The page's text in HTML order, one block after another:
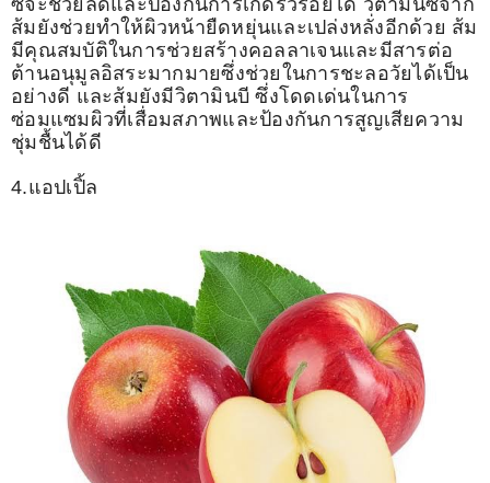
ส้มยังช่วยทำให้ผิวหน้ายืดหยุ่นและเปล่งหลั่งอีกด้วย ส้ม
มีคุณสมบัติในการช่วยสร้างคอลลาเจนและมีสารต่อ
ต้านอนุมูลอิสระมากมายซึ่งช่วยในการชะลอวัยได้เป็น
อย่างดี และส้มยังมีวิตามินบี ซึ่งโดดเด่นในการ
ซ่อมแซมผิวที่เสื่อมสภาพและป้องกันการสูญเสียความ
ชุ่มชื้นได้ดี
4.แอปเปิ้ล